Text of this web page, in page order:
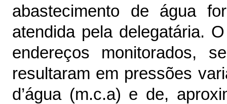
abastecimento de água
atendida pela delegatária.
endereços monitorados,
resultaram em pressões
d’água (m.c.a) e de,